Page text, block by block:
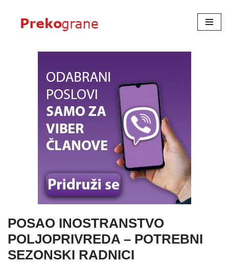
Skoči
POSAO INOSTRANSTVO
POLJOPRIVREDA – POTREBNI
SEZONSKI RADNICI